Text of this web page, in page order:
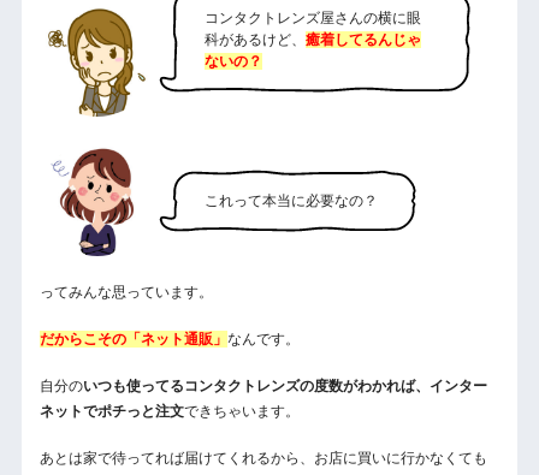
コンタクトレンズ屋さんの横に眼
科があるけど、 癒着してるんじゃ
ないの？
これって本当に必要なの？
ってみんな思っています。
だからこその「ネット通販」 なんです。
自分のいつも使ってるコンタクトレンズの度数がわかれば、インター
ネットでポチっと注文できちゃいます。
あとは家で待ってれば届けてくれるから、お店に買いに行かなくても